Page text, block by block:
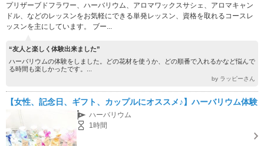
プリザーブドフラワー、ハーバリウム、アロマワックスサシェ、アロマキャン
ドル、などのレッスンをお気軽にできる単発レッスン、資格を取れるコースレ
ッスンを主にしています。 ブー...
“友人と楽しく体験出来ました”
ハーバリウムの体験をしました。どの花材を使うか、どの順番で入れるかなど悩んで
る時間も楽しかったです。...
by ラッピーさん
【女性、記念日、ギフト、カップルにオススメ♪】ハーバリウム体験
ハーバリウム
1時間